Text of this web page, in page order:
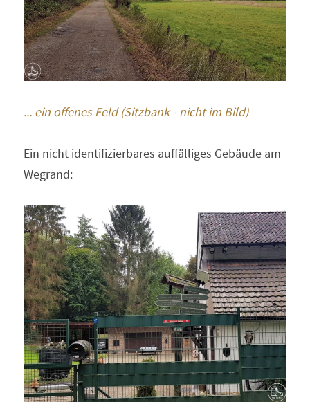
... ein offenes Feld (Sitzbank - nicht im Bild)
Ein nicht identifizierbares auffälliges Gebäude am
Wegrand: